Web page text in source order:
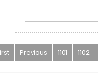
Previous 1101 1102